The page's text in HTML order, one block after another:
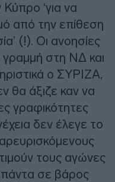
‘για να
από την επίθεση
(!). Οι ανοησίες
γραμμή στη ΝΔ και
ο ΣΥΡΙΖΑ,
θα άξιζε καν να
γραφικότητες
δεν έλεγε το
τους αγώνες
πάντα σε βάρος